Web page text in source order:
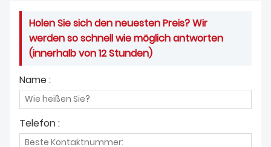
Holen Sie sich den neuesten Preis? Wir
werden so schnell wie möglich antworten
(innerhalb von 12 Stunden)
Name :
Telefon :